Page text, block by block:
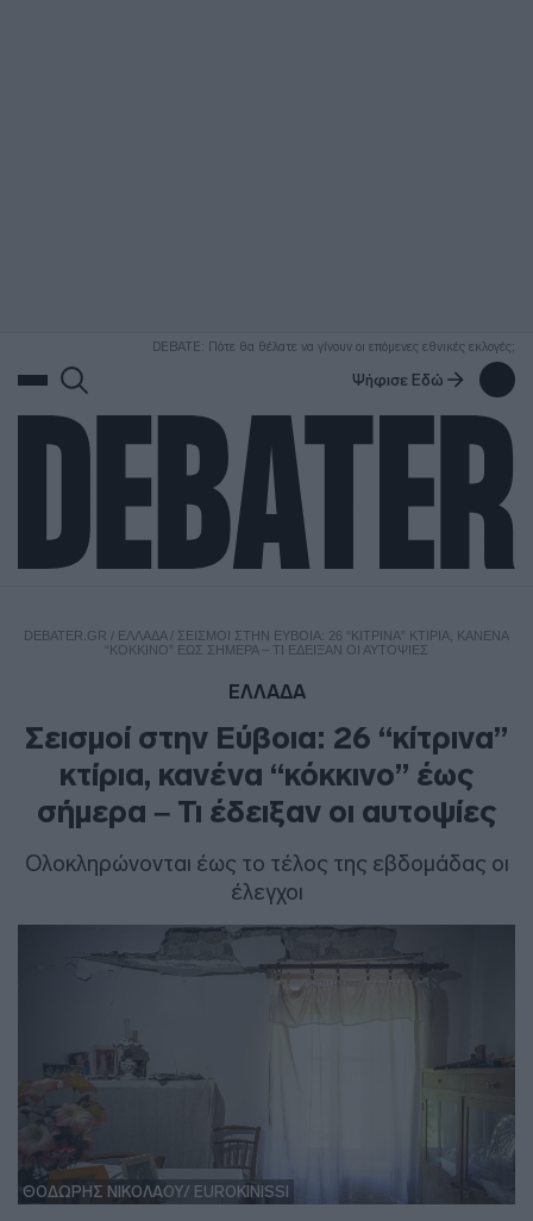
DEBATE: Πότε θα θέλατε να γίνουν οι επόμενες εθνικές εκλογές;
Ψήφισε Εδώ
DEBATER.GR / ΕΛΛΑΔΑ/ ΣΕΙΣΜΟΊ ΣΤΗΝ ΕΎΒΟΙΑ: 26 “ΚΊΤΡΙΝΑ” ΚΤΊΡΙΑ, ΚΑΝΈΝΑ
“ΚΌΚΚΙΝΟ” ΈΩΣ ΣΉΜΕΡΑ – ΤΙ ΈΔΕΙΞΑΝ ΟΙ ΑΥΤΟΨΊΕΣ
ΕΛΛΑΔΑ
Σεισμοί στην Εύβοια: 26 “κίτρινα”
κτίρια, κανένα “κόκκινο” έως
σήμερα – Τι έδειξαν οι αυτοψίες
Ολοκληρώνονται έως το τέλος της εβδομάδας οι
έλεγχοι
ΘΟΔΩΡΗΣ ΝΙΚΟΛΑΟΥ/ EUROKINISSI